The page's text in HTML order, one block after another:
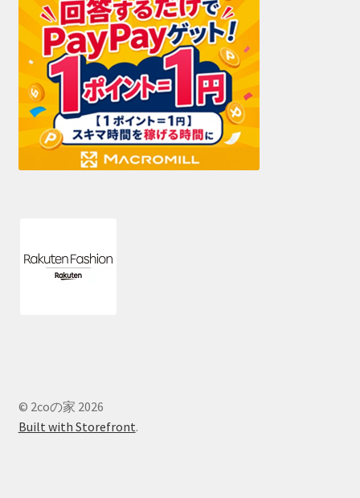
© 2coの家 2026
Built with Storefront.